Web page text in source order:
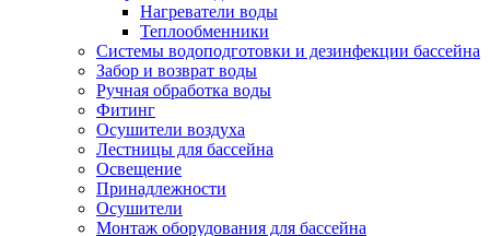
Нагреватели воды
Теплообменники
Системы водоподготовки и дезинфекции бассейна
Забор и возврат воды
Ручная обработка воды
Фитинг
Осушители воздуха
Лестницы для бассейна
Освещение
Принадлежности
Осушители
Монтаж оборудования для бассейна